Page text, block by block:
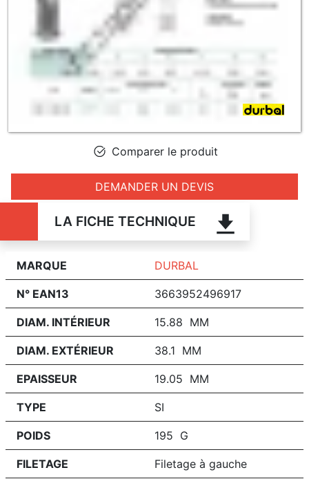
Comparer le produit
DEMANDER UN DEVIS
LA FICHE TECHNIQUE
MARQUE DURBAL
N° EAN13 3663952496917
DIAM. INTÉRIEUR 15.88 MM
DIAM. EXTÉRIEUR 38.1 MM
EPAISSEUR 19.05 MM
TYPE SI
POIDS 195 G
FILETAGE Filetage à gauche